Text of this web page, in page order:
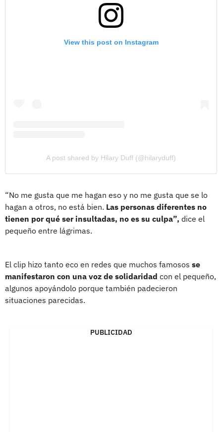
View this post on Instagram
A post shared by Hilary Duff (@hilaryduff)
“No me gusta que me hagan eso y no me gusta que se lo
hagan a otros, no está bien. Las personas diferentes no
tienen por qué ser insultadas, no es su culpa”, dice el
pequeño entre lágrimas.
El clip hizo tanto eco en redes que muchos famosos se
manifestaron con una voz de solidaridad con el pequeño,
algunos apoyándolo porque también padecieron
situaciones parecidas.
PUBLICIDAD